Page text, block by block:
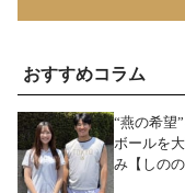
おすすめコラム
“燕の希望
ボールを
み【しの